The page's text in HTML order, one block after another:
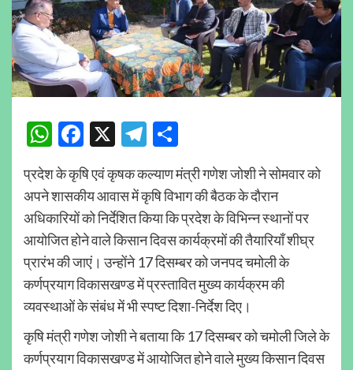
WhatsApp
Facebook
X Telegram
प्रदेश के कृषि एवं कृषक कल्याण मंत्री गणेश जोशी ने सोमवार को
अपने शासकीय आवास में कृषि विभाग की बैठक के दौरान
अधिकारियों को निर्देशित किया कि प्रदेश के विभिन्न स्थानों पर
आयोजित होने वाले किसान दिवस कार्यक्रमों की तैयारियाँ शीघ्र
प्रारंभ की जाएं। उन्होंने 17 दिसम्बर को जनपद चमोली के
कर्णप्रयाग विकासखण्ड में प्रस्तावित मुख्य कार्यक्रम की
व्यवस्थाओं के संबंध में भी स्पष्ट दिशा-निर्देश दिए।
कृषि मंत्री गणेश जोशी ने बताया कि 17 दिसम्बर को चमोली जिले के
कर्णप्रयाग विकासखण्ड में आयोजित होने वाले मुख्य किसान दिवस